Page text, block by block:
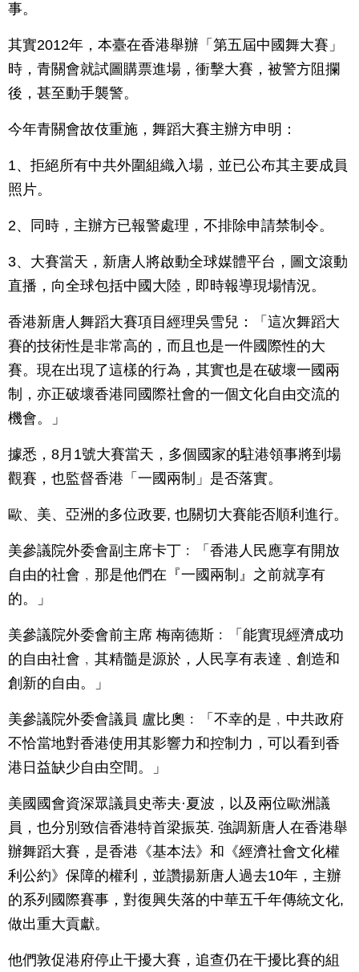
事。
其實2012年，本臺在香港舉辦「第五屆中國舞大賽」
時，青關會就試圖購票進場，衝擊大賽，被警方阻攔
後，甚至動手襲警。
今年青關會故伎重施，舞蹈大賽主辦方申明：
1、拒絕所有中共外圍組織入場，並已公布其主要成員
照片。
2、同時，主辦方已報警處理，不排除申請禁制令。
3、大賽當天，新唐人將啟動全球媒體平台，圖文滾動
直播，向全球包括中國大陸，即時報導現場情況。
香港新唐人舞蹈大賽項目經理吳雪兒：「這次舞蹈大
賽的技術性是非常高的，而且也是一件國際性的大
賽。現在出現了這樣的行為，其實也是在破壞一國兩
制，亦正破壞香港同國際社會的一個文化自由交流的
機會。」
據悉，8月1號大賽當天，多個國家的駐港領事將到場
觀賽，也監督香港「一國兩制」是否落實。
歐、美、亞洲的多位政要, 也關切大賽能否順利進行。
美參議院外委會副主席卡丁﹕「香港人民應享有開放
自由的社會﹐那是他們在『一國兩制』之前就享有
的。」
美參議院外委會前主席 梅南德斯﹕「能實現經濟成功
的自由社會﹐其精髓是源於，人民享有表達﹑創造和
創新的自由。」
美參議院外委會議員 盧比奧﹕「不幸的是﹐中共政府
不恰當地對香港使用其影響力和控制力，可以看到香
港日益缺少自由空間。」
美國國會資深眾議員史蒂夫·夏波，以及兩位歐洲議
員，也分別致信香港特首梁振英. 強調新唐人在香港舉
辦舞蹈大賽，是香港《基本法》和《經濟社會文化權
利公約》保障的權利，並讚揚新唐人過去10年，主辦
的系列國際賽事，對復興失落的中華五千年傳統文化,
做出重大貢獻。
他們敦促港府停止干擾大賽，追查仍在干擾比賽的組